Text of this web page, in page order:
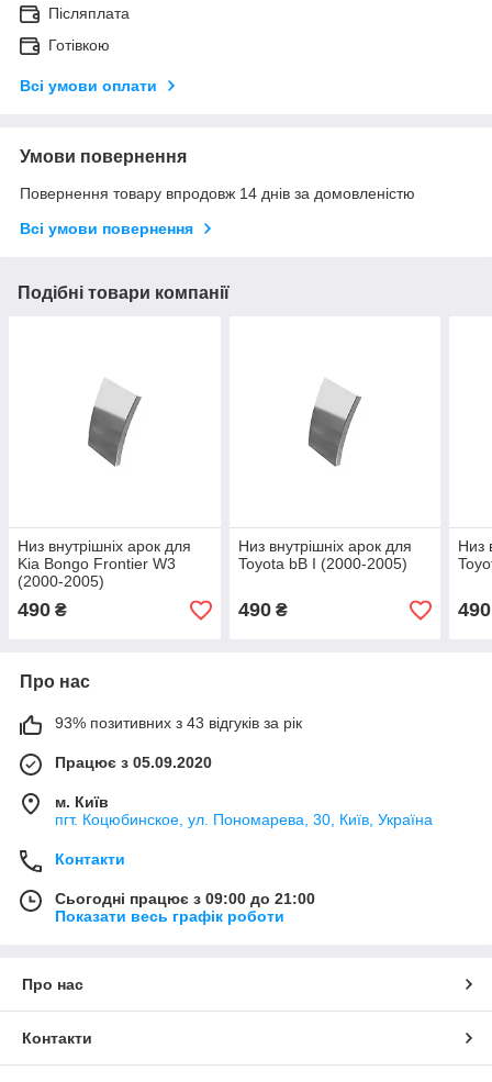
Післяплата
Готівкою
Всі умови оплати
Умови повернення
Повернення товару впродовж 14 днів за домовленістю
Всі умови повернення
Подібні товари компанії
Низ внутрішніх арок для
Kia Bongo Frontier W3
(2000-2005)
490 ₴
Низ внутрішніх арок для
Toyota bB I (2000-2005)
490₴
Низ
490
Про нас
93% позитивних з 43 відгуків за рік
Працює з 05.09.2020
м. Київ
пгт. Коцюбинское, ул. Пономарева, 30, Київ, Україна
Контакти
Сьогодні працює з 09:00 до 21:00
Показати весь графік роботи
Про нас
Контакти